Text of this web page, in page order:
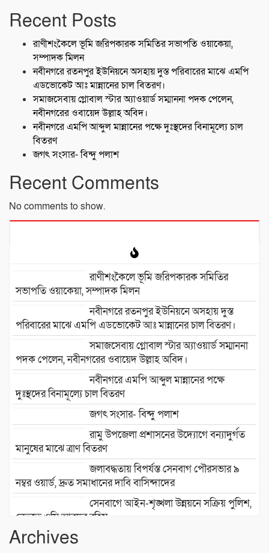
Recent Posts
রাণীশংকৈলে ভূমি জরিপকারক সমিতির সভাপতি ওয়াকেয়া,
সম্পাদক মিলন
নবীনগরে রতনপুর ইউনিয়নে অসহায় দুস্ত পরিবারের মাঝে এমপি
এডভোকেট আঃ মান্নানের চাল বিতরণ।
সমাজসেবায় গ্লোবাল স্টার অ্যাওয়ার্ড সম্মাননা পদক পেলেন,
নবীনগরের ওবায়েদ উল্লাহ অবিদ।
নবীনগরে এমপি আব্দুল মান্নানের পক্ষে দুঃস্থদের বিনামূল্যে চাল
বিতরণ
জগৎ সংসার- বিন্দু পলাশ
Recent Comments
No comments to show.
রাণীশংকৈলে ভূমি জরিপকারক সমিতির
সভাপতি ওয়াকেয়া, সম্পাদক মিলন
নবীনগরে রতনপুর ইউনিয়নে অসহায় দুস্ত
পরিবারের মাঝে এমপি এডভোকেট আঃ মান্নানের চাল বিতরণ।
সমাজসেবায় গ্লোবাল স্টার অ্যাওয়ার্ড সম্মাননা
পদক পেলেন, নবীনগরের ওবায়েদ উল্লাহ অবিদ।
নবীনগরে এমপি আব্দুল মান্নানের পক্ষে
দুঃস্থদের বিনামূল্যে চাল বিতরণ
জগৎ সংসার- বিন্দু পলাশ
রামু উপজেলা প্রশাসনের উদ্যোগে বন্যাদুর্গত
মানুষের মাঝে ত্রাণ বিতরণ
জলাবদ্ধতায় বিপর্যস্ত সেনবাগ পৌরসভার ৯
নম্বর ওয়ার্ড, দ্রুত সমাধানের দাবি বাসিন্দাদের
সেনবাগে আইন-শৃঙ্খলা উন্নয়নে সক্রিয় পুলিশ,
নেতৃত্বে ওসি আবদুর রহিম
Archives